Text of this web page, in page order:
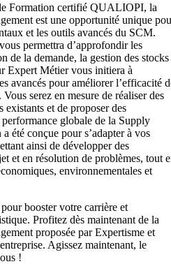
Formation certifié QUALIOPI, la
est une opportunité unique
et les outils avancés du SCM.
permettra d’approfondir les
de la demande, la gestion des stocks
Expert Métier vous initiera à
avancés pour améliorer l’efficacité
serez en mesure de réaliser des
existants et de proposer des
globale de la Supply
été conçue pour s’adapter à vos
ainsi de développer des
et en résolution de problèmes, tout
environnementales et
booster votre carrière et
Profitez dès maintenant de la
proposée par Expertisme et
Agissez maintenant, le
!